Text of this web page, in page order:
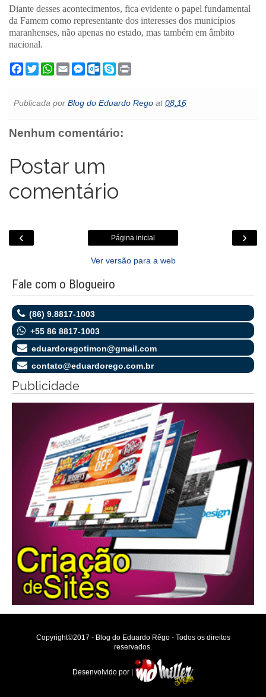
Diante desses acontecimentos, fica evidente o papel fundamental
da Famem como representante dos interesses dos municípios
maranhenses, não apenas no estado, mas também em âmbito
nacional.
F
a
b
k
T
w
t
W
h
s
p
E
m
l
M
e
e
e
O
u
o
.
m
S
k
e
t
Publicada por Blog do Eduardo Rego at08:16
Nenhum comentário:
Postar um
comentário
‹ ›
Página inicial
Ver versão para a web
Fale com o Blogueiro
(86) 9.8817-1003
+55 86 8817-1003
eduardoregotimon@gmail.com
contato@eduardorego.com.br
Publicidade
Copyright©2017 - Blog do Eduardo Rêgo - Todos os direitos
reservados.
Desenvolvido por |